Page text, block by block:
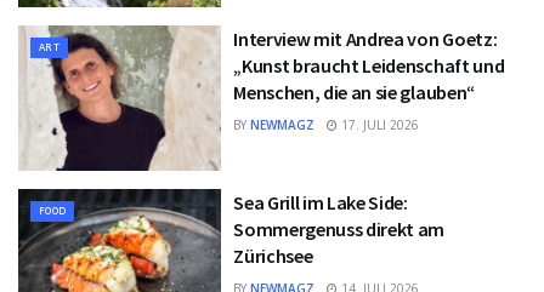
ART
Interview mit Andrea von Goetz:
„Kunst braucht Leidenschaft und
Menschen, die an sie glauben“
BY NEWMAGZ 17. JULI 2026
FOOD
Sea Grill im Lake Side:
Sommergenuss direkt am
Zürichsee
BY NEWMAGZ 14. JULI 2026